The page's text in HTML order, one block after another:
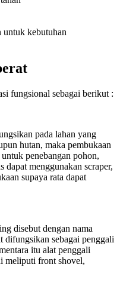
untuk kebutuhan
fungsional sebagai berikut :
pada lahan yang
hutan, maka pembukaan
untuk penebangan pohon,
dapat menggunakan scraper,
supaya rata dapat
disebut dengan nama
sebagai penggali
itu alat penggali
meliputi front shovel,